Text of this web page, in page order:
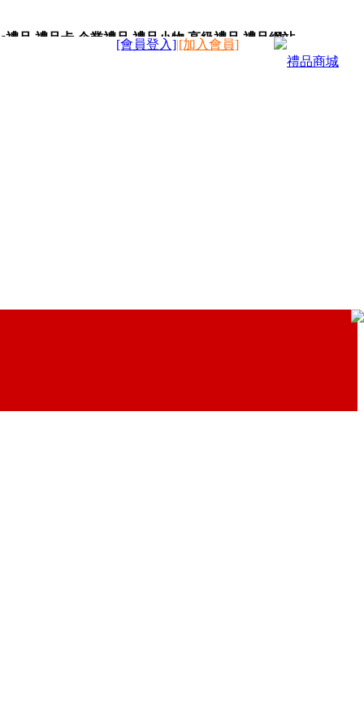
,禮品卡,企業禮品,禮品小物,高級禮品,禮品網站。
禮品商城
[會員登入]|[加入會員]